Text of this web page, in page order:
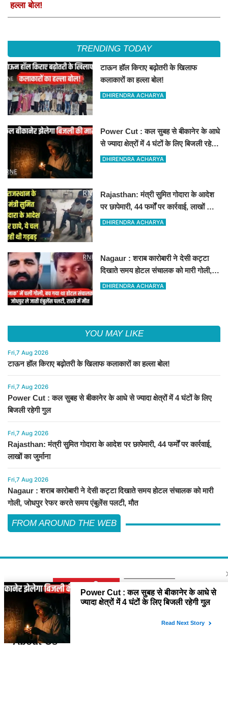
हल्ला बोल!
TRENDING TODAY
टाऊन हॉल किराए बढ़ोतरी के खिलाफ
कलाकारों का हल्ला बोल!
DHIRENDRA ACHARYA
Power Cut : कल सुबह से बीकानेर के आधे
से ज्यादा क्षेत्रों में 4 घंटों के लिए बिजली रहेगी
गुल
DHIRENDRA ACHARYA
Rajasthan: मंत्री सुमित गोदारा के आदेश
पर छापेमारी, 44 फर्मों पर कार्रवाई, लाखों का
जुर्माना
DHIRENDRA ACHARYA
Nagaur : शराब कारोबारी ने देसी कट्टा
दिखाते समय होटल संचालक को मारी गोली,
जोधपुर रेफर करते समय एंबुलेंस पलटी, मौत
DHIRENDRA ACHARYA
YOU MAY LIKE
Fri,7 Aug 2026
टाऊन हॉल किराए बढ़ोतरी के खिलाफ कलाकारों का हल्ला बोल!
Fri,7 Aug 2026
Power Cut : कल सुबह से बीकानेर के आधे से ज्यादा क्षेत्रों में 4 घंटों के लिए
बिजली रहेगी गुल
Fri,7 Aug 2026
Rajasthan: मंत्री सुमित गोदारा के आदेश पर छापेमारी, 44 फर्मों पर कार्रवाई,
लाखों का जुर्माना
Fri,7 Aug 2026
Nagaur : शराब कारोबारी ने देसी कट्टा दिखाते समय होटल संचालक को मारी
गोली, जोधपुर रेफर करते समय एंबुलेंस पलटी, मौत
FROM AROUND THE WEB
About Us